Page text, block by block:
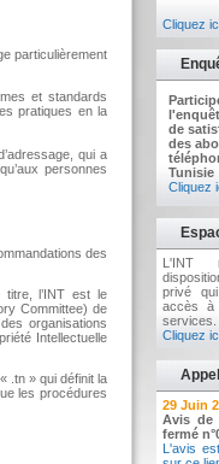
Cliquez
de
des
Tunisie
Cliquez
L'INT
privé
accès à
Cliquez
2 Juillet
Avis
29 Juin
Avis de
fermé
L'avis
particulièrement
et standards
pratiques en la
qui a
personnes
des
titre, l’INT est le
Committee) de
organisations
Intellectuelle
.tn » qui définit la
les procédures